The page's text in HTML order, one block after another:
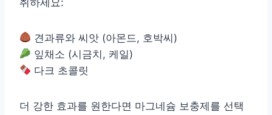
견과류와 씨앗 (아몬드, 호박씨)
잎채소 (시금치, 케일)
다크 초콜릿
더 강한 효과를 원한다면 마그네슘 보충제를 선택